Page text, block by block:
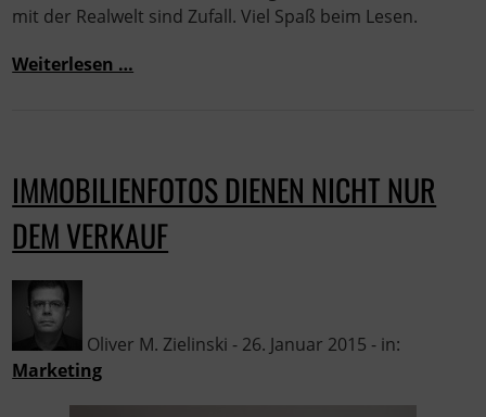
mit der Realwelt sind Zufall. Viel Spaß beim Lesen.
Weiterlesen …
IMMOBILIENFOTOS DIENEN NICHT NUR
DEM VERKAUF
Oliver M. Zielinski - 26. Januar 2015 - in:
Marketing